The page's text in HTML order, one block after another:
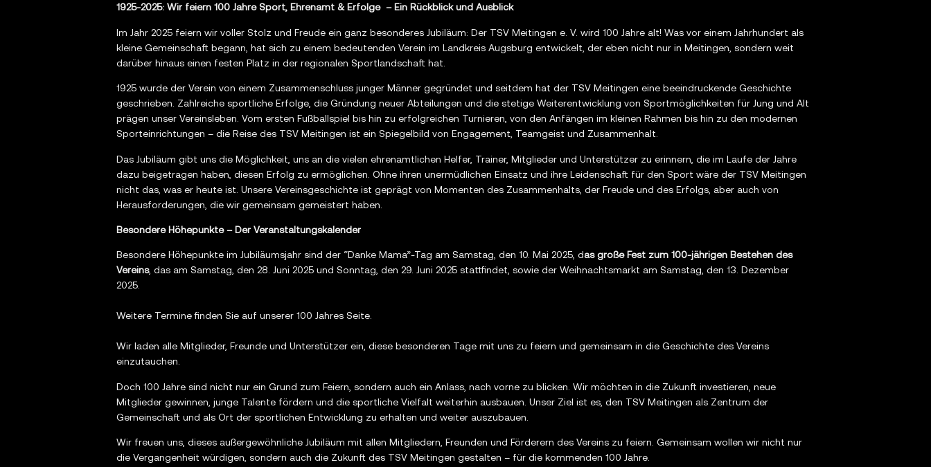
1925-2025: Wir feiern 100 Jahre Sport, Ehrenamt & Erfolge – Ein Rückblick und Ausblick
Im Jahr 2025 feiern wir voller Stolz und Freude ein ganz besonderes Jubiläum: Der TSV Meitingen e. V. wird 100 Jahre alt! Was vor einem Jahrhundert als
kleine Gemeinschaft begann, hat sich zu einem bedeutenden Verein im Landkreis Augsburg entwickelt, der eben nicht nur in Meitingen, sondern weit
darüber hinaus einen festen Platz in der regionalen Sportlandschaft hat.
1925 wurde der Verein von einem Zusammenschluss junger Männer gegründet und seitdem hat der TSV Meitingen eine beeindruckende Geschichte
geschrieben. Zahlreiche sportliche Erfolge, die Gründung neuer Abteilungen und die stetige Weiterentwicklung von Sportmöglichkeiten für Jung und Alt
prägen unser Vereinsleben. Vom ersten Fußballspiel bis hin zu erfolgreichen Turnieren, von den Anfängen im kleinen Rahmen bis hin zu den modernen
Sporteinrichtungen – die Reise des TSV Meitingen ist ein Spiegelbild von Engagement, Teamgeist und Zusammenhalt.
Das Jubiläum gibt uns die Möglichkeit, uns an die vielen ehrenamtlichen Helfer, Trainer, Mitglieder und Unterstützer zu erinnern, die im Laufe der Jahre
dazu beigetragen haben, diesen Erfolg zu ermöglichen. Ohne ihren unermüdlichen Einsatz und ihre Leidenschaft für den Sport wäre der TSV Meitingen
nicht das, was er heute ist. Unsere Vereinsgeschichte ist geprägt von Momenten des Zusammenhalts, der Freude und des Erfolgs, aber auch von
Herausforderungen, die wir gemeinsam gemeistert haben.
Besondere Höhepunkte – Der Veranstaltungskalender
Besondere Höhepunkte im Jubiläumsjahr sind der “Danke Mama”-Tag am Samstag, den 10. Mai 2025, das große Fest zum 100-jährigen Bestehen des
Vereins, das am Samstag, den 28. Juni 2025 und Sonntag, den 29. Juni 2025 stattfindet, sowie der Weihnachtsmarkt am Samstag, den 13. Dezember
2025.
Weitere Termine finden Sie auf unserer 100 Jahres Seite.
Wir laden alle Mitglieder, Freunde und Unterstützer ein, diese besonderen Tage mit uns zu feiern und gemeinsam in die Geschichte des Vereins
einzutauchen.
Doch 100 Jahre sind nicht nur ein Grund zum Feiern, sondern auch ein Anlass, nach vorne zu blicken. Wir möchten in die Zukunft investieren, neue
Mitglieder gewinnen, junge Talente fördern und die sportliche Vielfalt weiterhin ausbauen. Unser Ziel ist es, den TSV Meitingen als Zentrum der
Gemeinschaft und als Ort der sportlichen Entwicklung zu erhalten und weiter auszubauen.
Wir freuen uns, dieses außergewöhnliche Jubiläum mit allen Mitgliedern, Freunden und Förderern des Vereins zu feiern. Gemeinsam wollen wir nicht nur
die Vergangenheit würdigen, sondern auch die Zukunft des TSV Meitingen gestalten – für die kommenden 100 Jahre.